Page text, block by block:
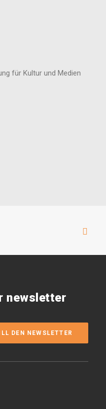
für Kultur und Medien
newsletter